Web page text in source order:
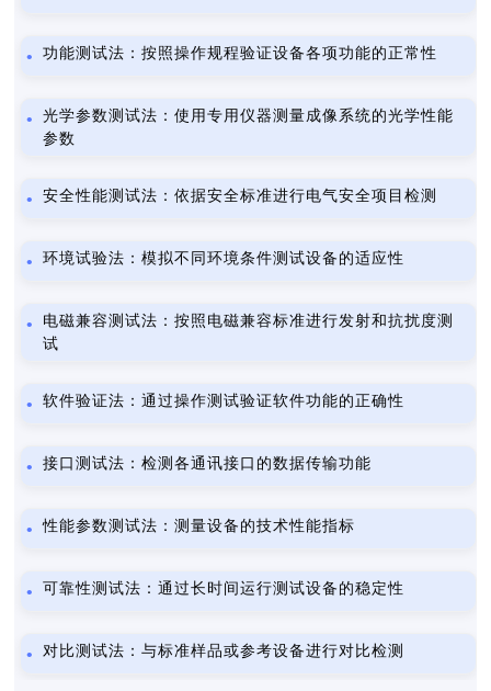
功能测试法：按照操作规程验证设备各项功能的正常性
光学参数测试法：使用专用仪器测量成像系统的光学性能
参数
安全性能测试法：依据安全标准进行电气安全项目检测
环境试验法：模拟不同环境条件测试设备的适应性
电磁兼容测试法：按照电磁兼容标准进行发射和抗扰度测
试
软件验证法：通过操作测试验证软件功能的正确性
接口测试法：检测各通讯接口的数据传输功能
性能参数测试法：测量设备的技术性能指标
可靠性测试法：通过长时间运行测试设备的稳定性
对比测试法：与标准样品或参考设备进行对比检测